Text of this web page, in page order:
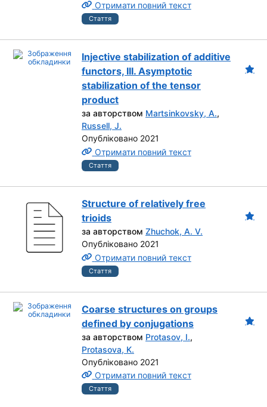
Отримати повний текст
Стаття
Injective stabilization of additive
functors, III. Asymptotic
stabilization of the tensor
product
за авторством Martsinkovsky, A.,
Russell, J.
Опубліковано 2021
Отримати повний текст
Стаття
Structure of relatively free
trioids
за авторством Zhuchok, A. V.
Опубліковано 2021
Отримати повний текст
Стаття
Coarse structures on groups
defined by conjugations
за авторством Protasov, I.,
Protasova, K.
Опубліковано 2021
Отримати повний текст
Стаття